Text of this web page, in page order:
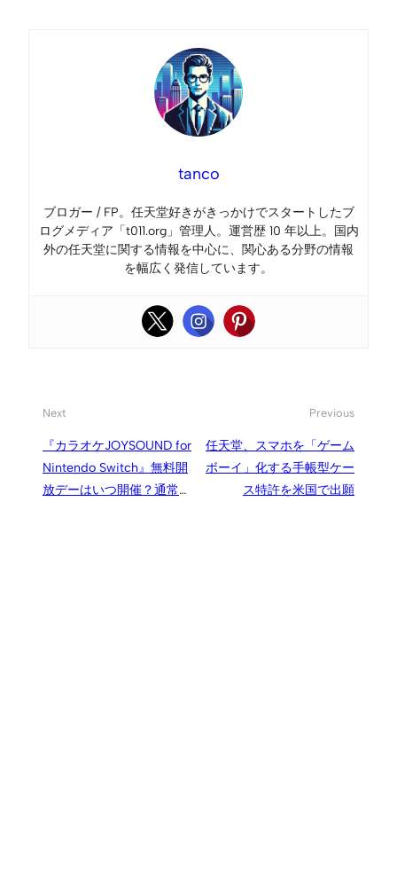
tanco
ブロガー / FP。任天堂好きがきっかけでスタートしたブ
ログメディア「t011.org」管理人。運営歴 10 年以上。国内
外の任天堂に関する情報を中心に、関心ある分野の情報
を幅広く発信しています。
Next
『カラオケJOYSOUND for
Nintendo Switch』無料開
放デーはいつ開催？通常有
Previous
任天堂、スマホを「ゲーム
ボーイ」化する手帳型ケー
ス特許を米国で出願